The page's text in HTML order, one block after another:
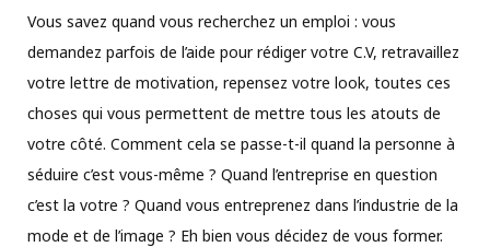
Vous savez quand vous recherchez un emploi : vous
demandez parfois de l’aide pour rédiger votre C.V, retravaillez
votre lettre de motivation, repensez votre look, toutes ces
choses qui vous permettent de mettre tous les atouts de
votre côté. Comment cela se passe-t-il quand la personne à
séduire c’est vous-même ? Quand l’entreprise en question
c’est la votre ? Quand vous entreprenez dans l’industrie de la
mode et de l’image ? Eh bien vous décidez de vous former.